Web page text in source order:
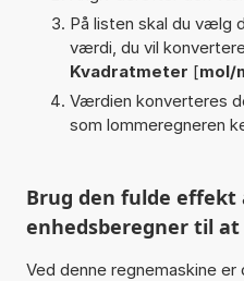
På listen skal du vælg
værdi, du vil
Kvadratmeter [mol/
Værdien konverteres
som lommeregneren
Brug den fulde effekt
enhedsberegner til
Ved denne regnemaskine